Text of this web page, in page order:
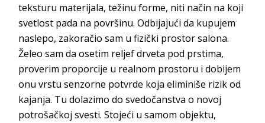
teksturu materijala, težinu forme, niti način na koji
svetlost pada na površinu. Odbijajući da kupujem
naslepo, zakoračio sam u fizički prostor salona.
Želeo sam da osetim reljef drveta pod prstima,
proverim proporcije u realnom prostoru i dobijem
onu vrstu senzorne potvrde koja eliminiše rizik od
kajanja. Tu dolazimo do svedočanstva o novoj
potrošačkoj svesti. Stojeći u samom objektu,